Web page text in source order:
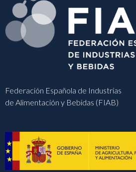
Federación Española de Industrias
de Alimentación y Bebidas (FIAB)